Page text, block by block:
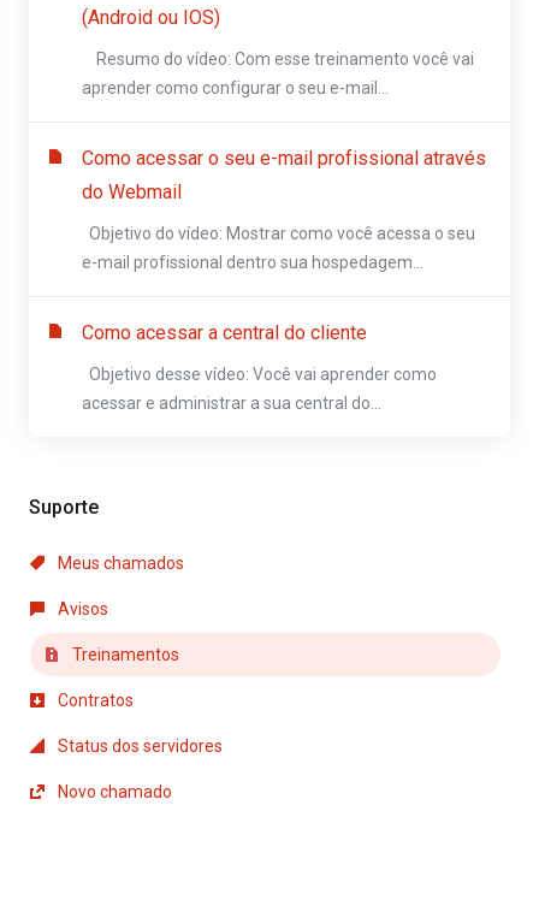
Suporte
Meus chamados
Avisos
Treinamentos
Contratos
Status dos servidores
Novo chamado
(Android ou IOS)
Resumo do vídeo: Com esse treinamento você vai
aprender como configurar o seu e-mail...
Como acessar o seu e-mail profissional através
do Webmail
Objetivo do vídeo: Mostrar como você acessa o seu
e-mail profissional dentro sua hospedagem...
Como acessar a central do cliente
Objetivo desse vídeo: Você vai aprender como
acessar e administrar a sua central do...